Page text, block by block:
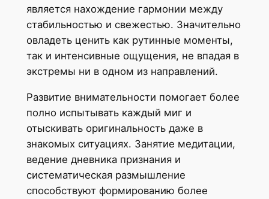
является нахождение гармонии между
стабильностью и свежестью. Значительно
овладеть ценить как рутинные моменты,
так и интенсивные ощущения, не впадая в
экстремы ни в одном из направлений.
Развитие внимательности помогает более
полно испытывать каждый миг и
отыскивать оригинальность даже в
знакомых ситуациях. Занятие медитации,
ведение дневника признания и
систематическая размышление
способствуют формированию более